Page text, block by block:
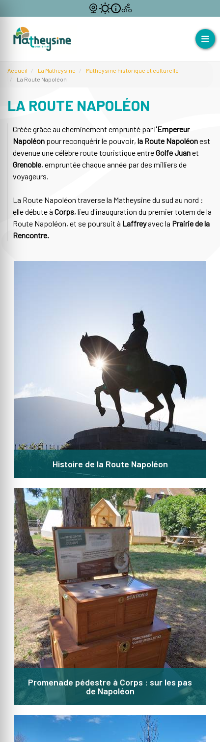
Accueil La Matheysine
Matheysine historique et culturelle
La Route Napoléon
LA ROUTE NAPOLÉON
Créée grâce au cheminement emprunté par l'Empereur
Napoléon pour reconquérir le pouvoir, la Route Napoléonest
devenue une célèbre route touristique entreGolfe Juanet
Grenoble, empruntée chaque année par des milliers de
voyageurs.
La Route Napoléon traverse la Matheysine du sud au nord :
elle débute à Corps, lieu d'inauguration du premier totem de la
Route Napoléon, et se poursuit à Laffreyavec la Prairie de la
Rencontre.
Histoire de la Route Napoléon
Promenade pédestre à Corps : sur les pas
de Napoléon